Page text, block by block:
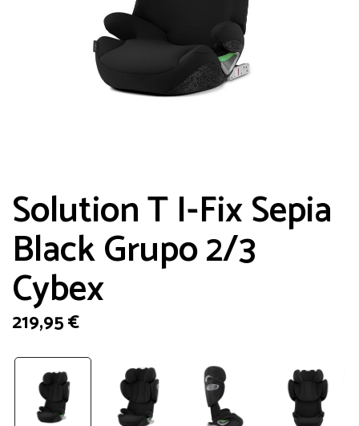
Solution T I-Fix Sepia
Black Grupo 2/3
Cybex
219,95€